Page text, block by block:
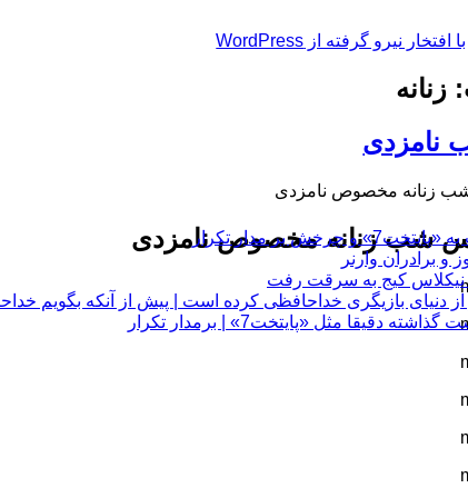
مدار تکرار
دنیای بازیگری خداحافظی کرده است | پیش از آنکه بگویم
مثل «پایتخت7» | برمدار تکرار
نامزدی
زنانه مخصوص نامزدی
شب زنانه مخصوص نامزدی
با افتخار نیرو گرفته از WordPress